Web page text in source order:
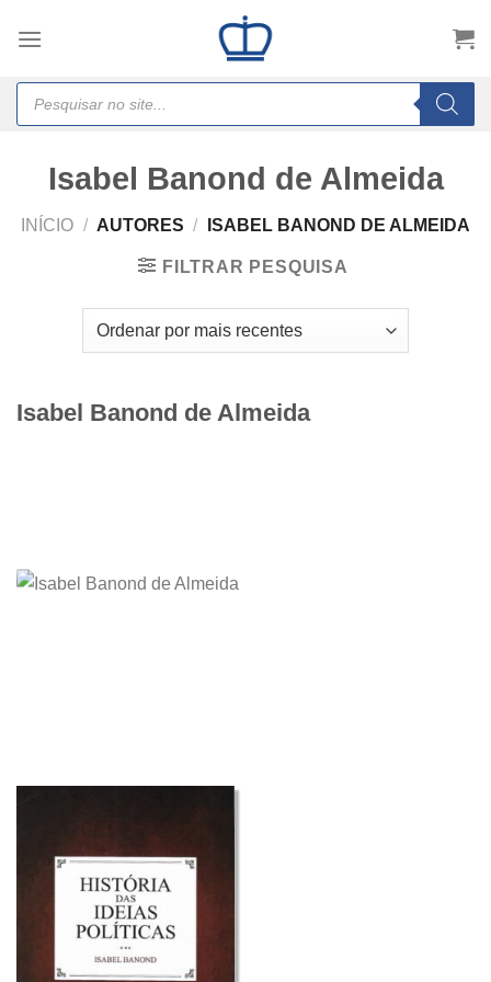
Products
search
Isabel Banond de Almeida
INÍCIO / AUTORES / ISABEL BANOND DE ALMEIDA
FILTRAR PESQUISA
Isabel Banond de Almeida